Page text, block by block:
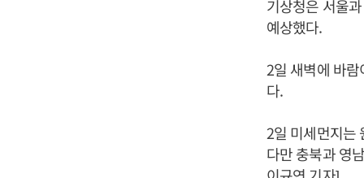
기상청은 서울
예상했다.
2일 새벽에 바
다.
2일 미세먼지는
다만 충북과 영